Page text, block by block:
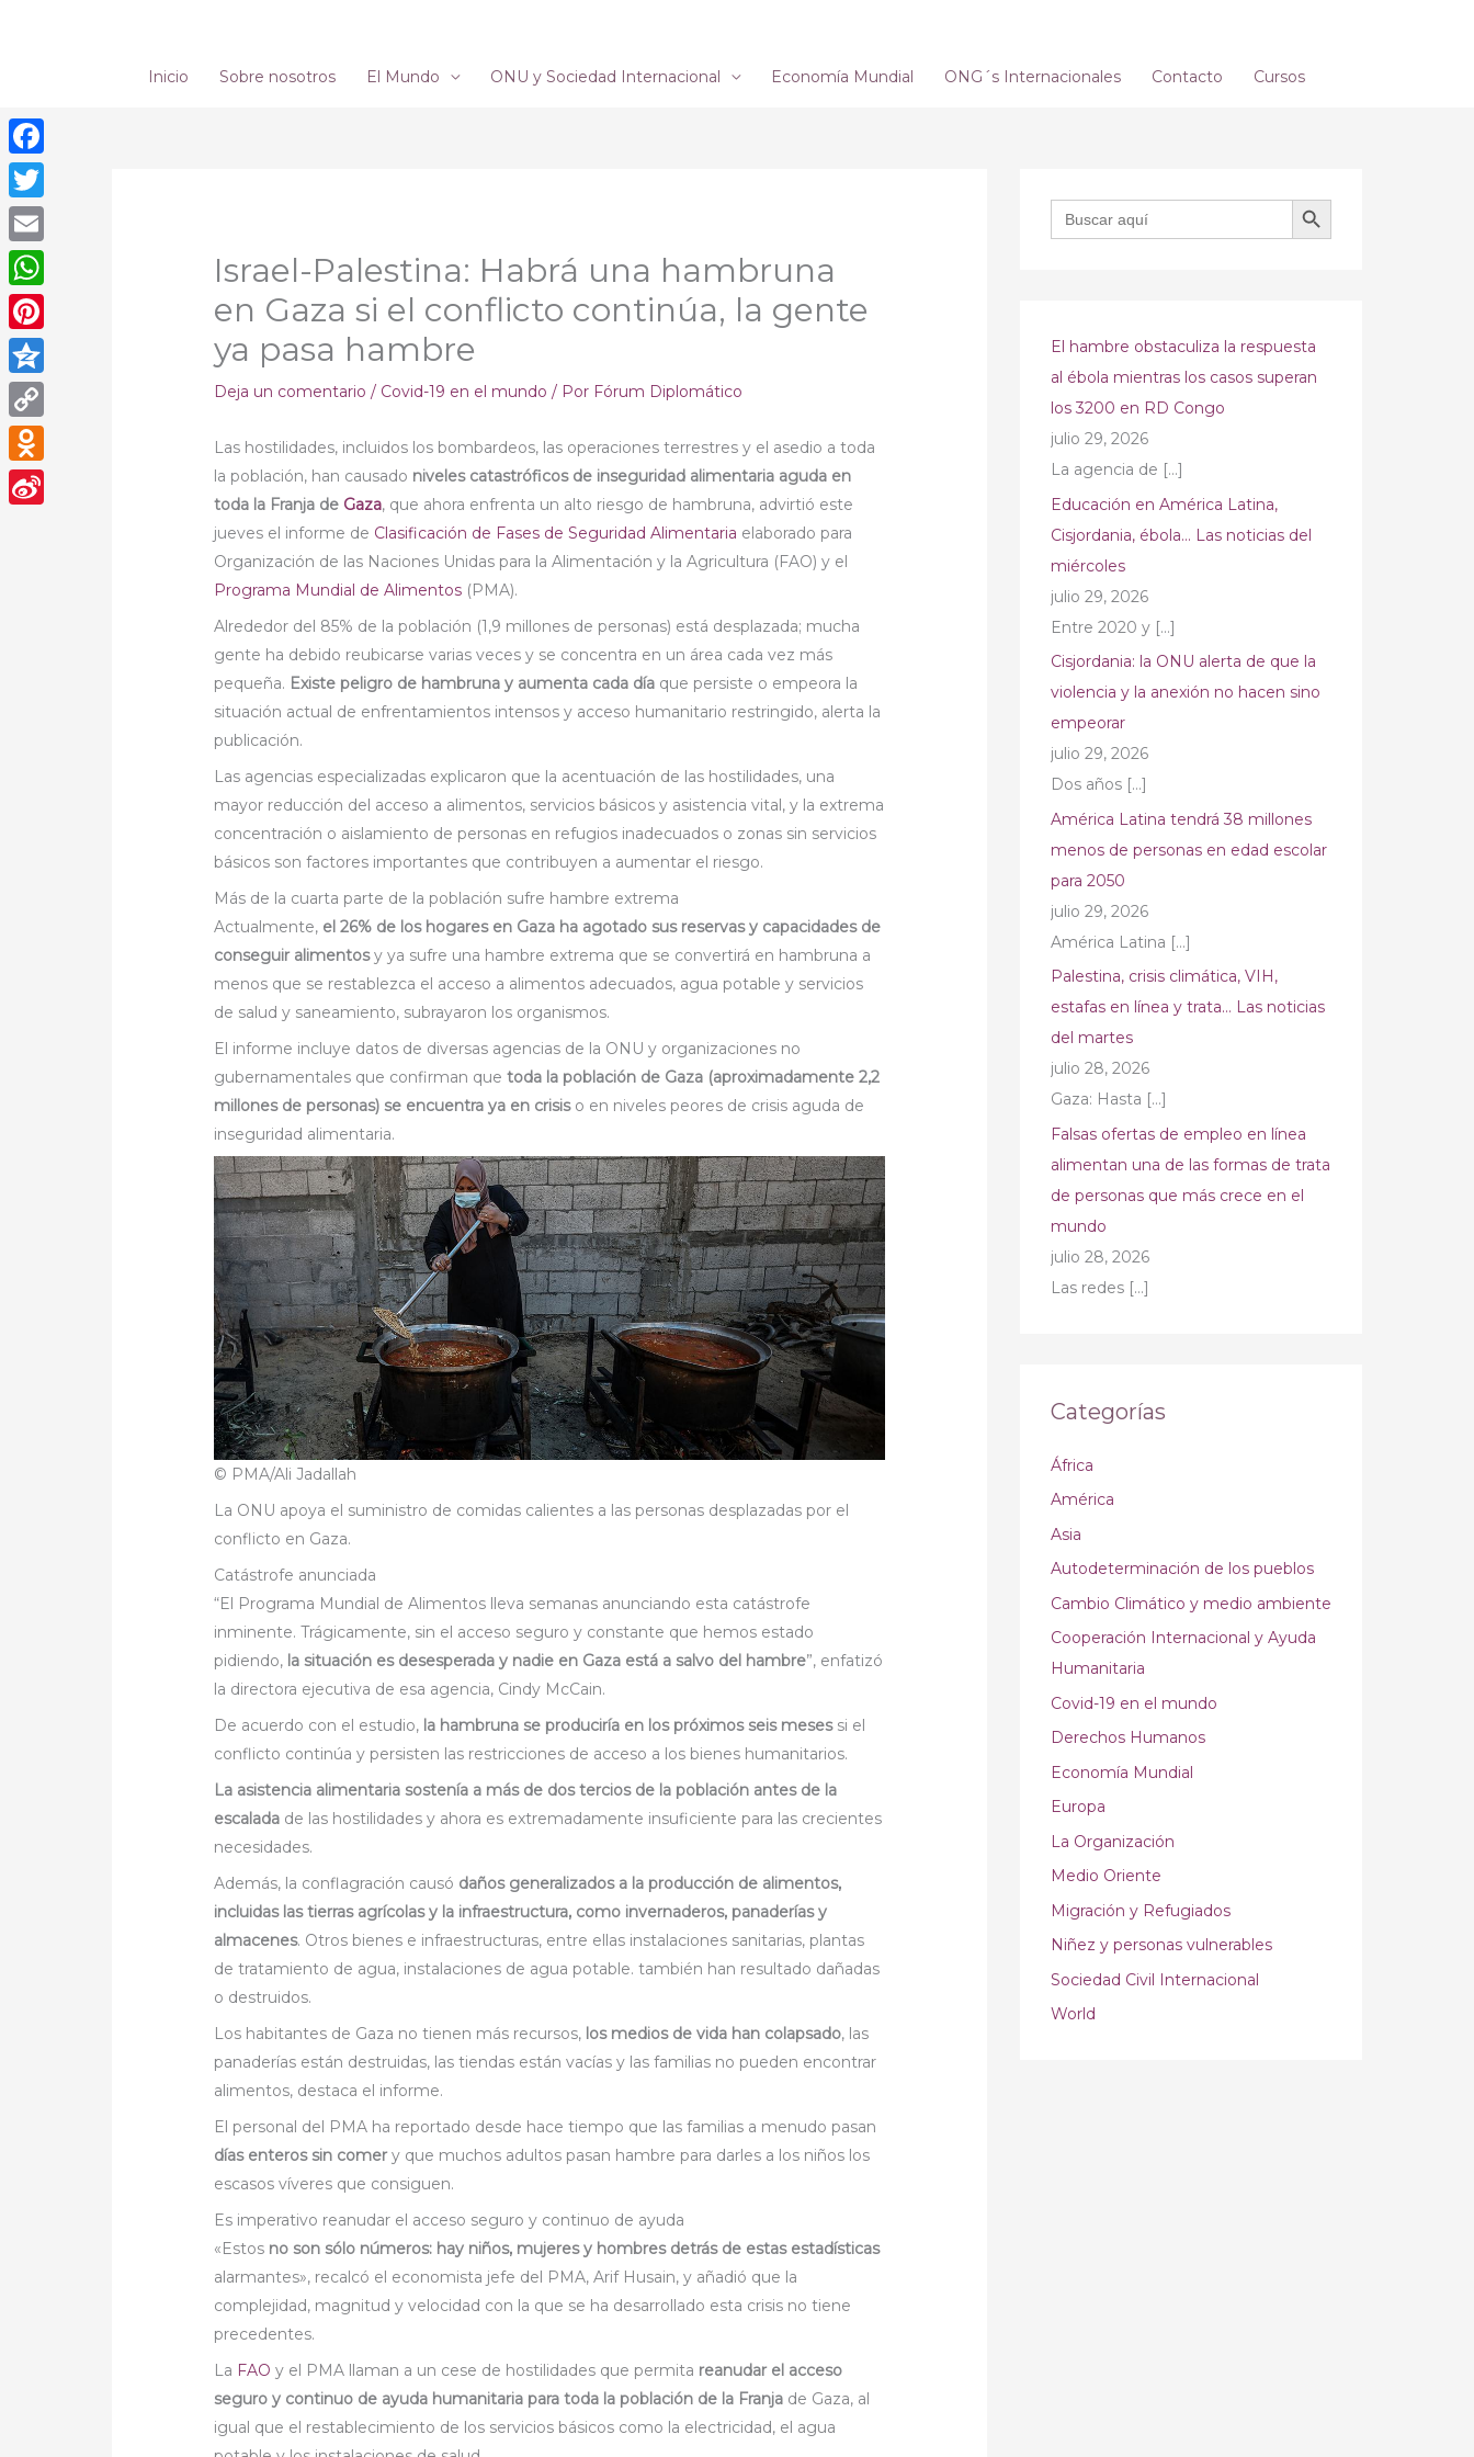
Inicio Sobre nosotros El Mundo ONU y Sociedad Internacional Economía Mundial ONG´s Internacionales Contacto Cursos
Israel-Palestina: Habrá una hambruna
en Gaza si el conflicto continúa, la gente
ya pasa hambre
Deja un comentario / Covid-19 en el mundo / Por Fórum Diplomático
Las hostilidades, incluidos los bombardeos, las operaciones terrestres y el asedio a toda
la población, han causado niveles catastróficos de inseguridad alimentaria aguda en
toda la Franja de Gaza, que ahora enfrenta un alto riesgo de hambruna, advirtió este
jueves el informe de Clasificación de Fases de Seguridad Alimentaria elaborado para
Organización de las Naciones Unidas para la Alimentación y la Agricultura (FAO) y el
Programa Mundial de Alimentos (PMA).
Alrededor del 85% de la población (1,9 millones de personas) está desplazada; mucha
gente ha debido reubicarse varias veces y se concentra en un área cada vez más
pequeña. Existe peligro de hambruna y aumenta cada día que persiste o empeora la
situación actual de enfrentamientos intensos y acceso humanitario restringido, alerta la
publicación.
Las agencias especializadas explicaron que la acentuación de las hostilidades, una
mayor reducción del acceso a alimentos, servicios básicos y asistencia vital, y la extrema
concentración o aislamiento de personas en refugios inadecuados o zonas sin servicios
básicos son factores importantes que contribuyen a aumentar el riesgo.
Más de la cuarta parte de la población sufre hambre extrema
Actualmente, el 26% de los hogares en Gaza ha agotado sus reservas y capacidades de
conseguir alimentosy ya sufre una hambre extrema que se convertirá en hambruna a
menos que se restablezca el acceso a alimentos adecuados, agua potable y servicios
de salud y saneamiento, subrayaron los organismos.
El informe incluye datos de diversas agencias de la ONU y organizaciones no
gubernamentales que confirman quetoda la población de Gaza (aproximadamente 2,2
millones de personas) se encuentra ya en crisiso en niveles peores de crisis aguda de
inseguridad alimentaria.
© PMA/Ali Jadallah
La ONU apoya el suministro de comidas calientes a las personas desplazadas por el
conflicto en Gaza.
Catástrofe anunciada
“El Programa Mundial de Alimentos lleva semanas anunciando esta catástrofe
inminente. Trágicamente, sin el acceso seguro y constante que hemos estado
pidiendo, la situación es desesperada y nadie en Gaza está a salvo del hambre”, enfatizó
la directora ejecutiva de esa agencia, Cindy McCain.
De acuerdo con el estudio, la hambruna se produciría en los próximos seis mesessi el
conflicto continúa y persisten las restricciones de acceso a los bienes humanitarios.
La asistencia alimentaria sostenía a más de dos tercios de la población antes de la
escalada de las hostilidades y ahora es extremadamente insuficiente para las crecientes
necesidades.
Además, la conflagración causó daños generalizados a la producción de alimentos,
incluidas las tierras agrícolas y la infraestructura, como invernaderos, panaderías y
almacenes. Otros bienes e infraestructuras, entre ellas instalaciones sanitarias, plantas
de tratamiento de agua, instalaciones de agua potable. también han resultado dañadas
o destruidos.
Los habitantes de Gaza no tienen más recursos, los medios de vida han colapsado, las
panaderías están destruidas, las tiendas están vacías y las familias no pueden encontrar
alimentos, destaca el informe.
El personal del PMA ha reportado desde hace tiempo que las familias a menudo pasan
días enteros sin comery que muchos adultos pasan hambre para darles a los niños los
escasos víveres que consiguen.
Es imperativo reanudar el acceso seguro y continuo de ayuda
«Estos no son sólo números: hay niños, mujeres y hombres detrás de estas estadísticas
alarmantes», recalcó el economista jefe del PMA, Arif Husain, y añadió que la
complejidad, magnitud y velocidad con la que se ha desarrollado esta crisis no tiene
precedentes.
La FAO y el PMA llaman a un cese de hostilidades que permita reanudar el acceso
seguro y continuo de ayuda humanitaria para toda la población de la Franja de Gaza, al
igual que el restablecimiento de los servicios básicos como la electricidad, el agua
Buscar: BOTÓN DE BÚSQUEDA
El hambre obstaculiza la respuesta
al ébola mientras los casos superan
los 3200 en RD Congo
julio 29, 2026
La agencia de […]
Educación en América Latina,
Cisjordania, ébola… Las noticias del
miércoles
julio 29, 2026
Entre 2020 y […]
Cisjordania: la ONU alerta de que la
violencia y la anexión no hacen sino
empeorar
julio 29, 2026
Dos años […]
América Latina tendrá 38 millones
menos de personas en edad escolar
para 2050
julio 29, 2026
América Latina […]
Palestina, crisis climática, VIH,
estafas en línea y trata… Las noticias
del martes
julio 28, 2026
Gaza: Hasta […]
Falsas ofertas de empleo en línea
alimentan una de las formas de trata
de personas que más crece en el
mundo
julio 28, 2026
Las redes […]
Categorías
África
América
Asia
Autodeterminación de los pueblos
Cambio Climático y medio ambiente
Cooperación Internacional y Ayuda
Humanitaria
Covid-19 en el mundo
Derechos Humanos
Economía Mundial
Europa
La Organización
Medio Oriente
Migración y Refugiados
Niñez y personas vulnerables
Sociedad Civil Internacional
World
Facebook
Twitter
Email
WhatsApp
Pinterest
Qzone
Copy
Link
Odnoklassniki